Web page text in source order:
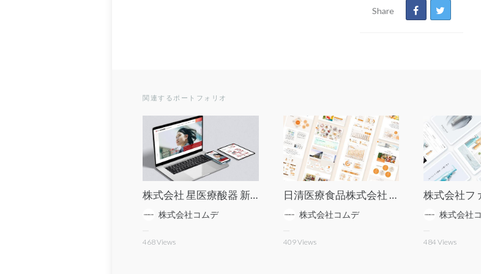
Share
関連するポートフォリオ
株式会社 星医療酸器 新卒採用サイト
株式会社コムデ
468Views
日清医療食品株式会社 グローバルサイト
株式会社コムデ
409Views
株式会社フ
株式会社
484 Views